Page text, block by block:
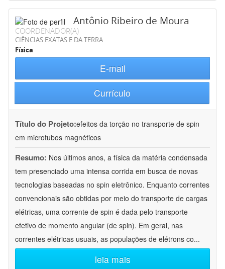
Antônio Ribeiro de Moura
COORDENADOR(A)
CIÊNCIAS EXATAS E DA TERRA
Física
E-mail
Currículo
Título do Projeto:efeitos da torção no transporte de spin
em microtubos magnéticos
Resumo: Nos últimos anos, a física da matéria condensada
tem presenciado uma intensa corrida em busca de novas
tecnologias baseadas no spin eletrônico. Enquanto correntes
convencionais são obtidas por meio do transporte de cargas
elétricas, uma corrente de spin é dada pelo transporte
efetivo de momento angular (de spin). Em geral, nas
correntes elétricas usuais, as populações de elétrons co...
leia mais